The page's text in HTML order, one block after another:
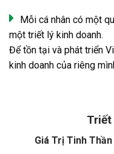
Mỗi cá nhân có một
một triết lý kinh doanh.
Để tồn tại và phát triển
kinh doanh của riêng
Triết
Giá Trị Tinh